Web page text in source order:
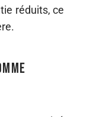
réduits, ce